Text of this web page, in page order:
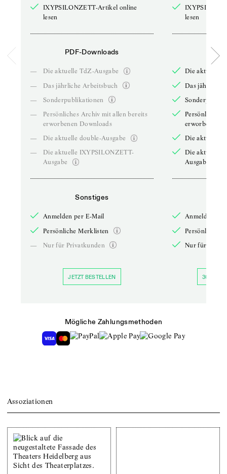
IXYPSILONZETT-Artikel online
lesen
PDF-Downloads
—
Die aktuelle TdZ-Ausgabe
—
Das jährliche Arbeitsbuch
—
Sonderpublikationen
—
Persönliches Archiv mit allen bereits
erworbenen Downloads
—
Die aktuelle double-Ausgabe
—
Die aktuelle IXYPSILONZETT-
Ausgabe
Sonstiges
Anmelden per E-Mail
Persönliche Merklisten
—
Nur für Privatkunden
JETZT BESTELLEN
lesen
Die aktuelle
Das jährliche
Persönliches
erworbenen
Die aktuelle
Die aktuelle
Ausgabe
Anmelden
Persönliche
Nur für
30 TAGE
Mögliche Zahlungsmethoden
Assoziationen